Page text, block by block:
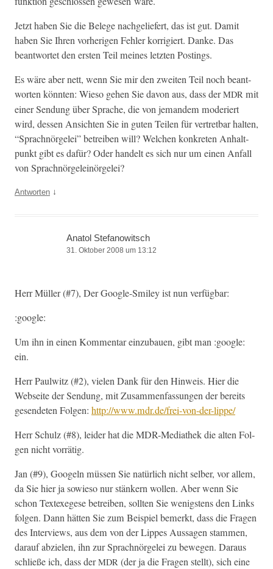
Jet­zt haben Sie die Belege nachgeliefert, das ist gut. Damit
haben Sie Ihren vorheri­gen Fehler kor­rigiert. Danke. Das
beant­wortet den ersten Teil meines let­zten Postings.
Es wäre aber nett, wenn Sie mir den zweit­en Teil noch beant­
worten kön­nten: Wieso gehen Sie davon aus, dass derMDR mit
ein­er Sendung über Sprache, die von jeman­dem mod­eriert
wird, dessen Ansicht­en Sie in guten Teilen für vertret­bar hal­ten,
“Sprach­nörgelei” betreiben will? Welchen konkreten Anhalt­
punkt gibt es dafür? Oder han­delt es sich nur um einen Anfall
von Sprachnörgeleinörgelei?
Antworten ↓
Anatol Stefanowitsch
31. Oktober 2008 um 13:12
Herr Müller (#7), Der Google-Smi­ley ist nun verfügbar:
:google:
Um ihn in einen Kom­men­tar einzubauen, gibt man :google:
ein.
Herr Paulwitz (#2), vie­len Dank für den Hin­weis. Hier die
Web­seite der Sendung, mit Zusam­men­fas­sun­gen der bere­its
gesende­ten Fol­gen: http://www.mdr.de/frei-von-der-lippe/
Herr Schulz (#8), lei­der hat die MDR-Mediathek die alten Fol­
gen nicht vorrätig.
Jan (#9), Googeln müssen Sie natür­lich nicht sel­ber, vor allem,
da Sie hier ja sowieso nur stänkern wollen. Aber wenn Sie
schon Tex­tex­egese betreiben, soll­ten Sie wenig­stens den Links
fol­gen. Dann hät­ten Sie zum Beispiel bemerkt, dass die Fra­gen
des Inter­views, aus dem von der Lippes Aus­sagen stam­men,
darauf abzie­len, ihn zur Sprach­nörgelei zu bewe­gen. Daraus
schließe ich, dass derMDR (der ja die Fra­gen stellt), sich eine